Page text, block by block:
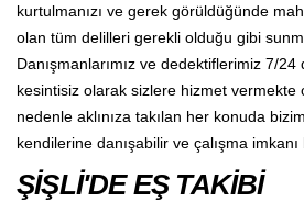
kurtulmanızı ve gerek görüldüğünde
olan tüm delilleri gerekli olduğu gibi
Danışmanlarımız ve dedektiflerimiz 7/24
kesintisiz olarak sizlere hizmet vermekte
nedenle aklınıza takılan her konuda
kendilerine danışabilir ve çalışma imkanı
ŞİŞLİ'DE EŞ TAKİBİ